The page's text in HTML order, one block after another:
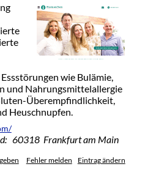
wie Bulämie,
und Nahrungsmittelallergie
Überempfindlichkeit,
Heuschnupfen.
60318 Frankfurt am Main
Fehler melden Eintrag ändern